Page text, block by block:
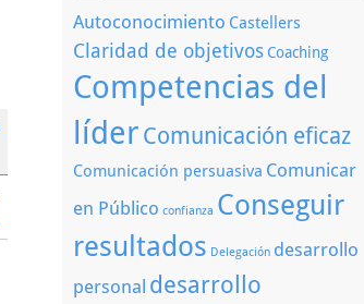
Autoconocimiento Castellers
Claridad de objetivos Coaching
Competencias del
líder Comunicación eficaz
Comunicación persuasiva Comunicar
en Público confianza Conseguir
resultados Delegación desarrollo
personal desarrollo